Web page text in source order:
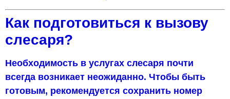
Как подготовиться к вызову
слесаря?
Необходимость в услугах слесаря почти
всегда возникает неожиданно. Чтобы быть
готовым, рекомендуется сохранить номер